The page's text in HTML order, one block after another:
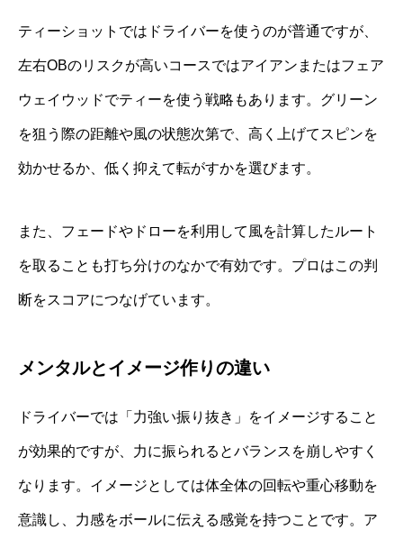
ティーショットではドライバーを使うのが普通ですが、
左右OBのリスクが高いコースではアイアンまたはフェア
ウェイウッドでティーを使う戦略もあります。グリーン
を狙う際の距離や風の状態次第で、高く上げてスピンを
効かせるか、低く抑えて転がすかを選びます。
また、フェードやドローを利用して風を計算したルート
を取ることも打ち分けのなかで有効です。プロはこの判
断をスコアにつなげています。
メンタルとイメージ作りの違い
ドライバーでは「力強い振り抜き」をイメージすること
が効果的ですが、力に振られるとバランスを崩しやすく
なります。イメージとしては体全体の回転や重心移動を
意識し、力感をボールに伝える感覚を持つことです。ア